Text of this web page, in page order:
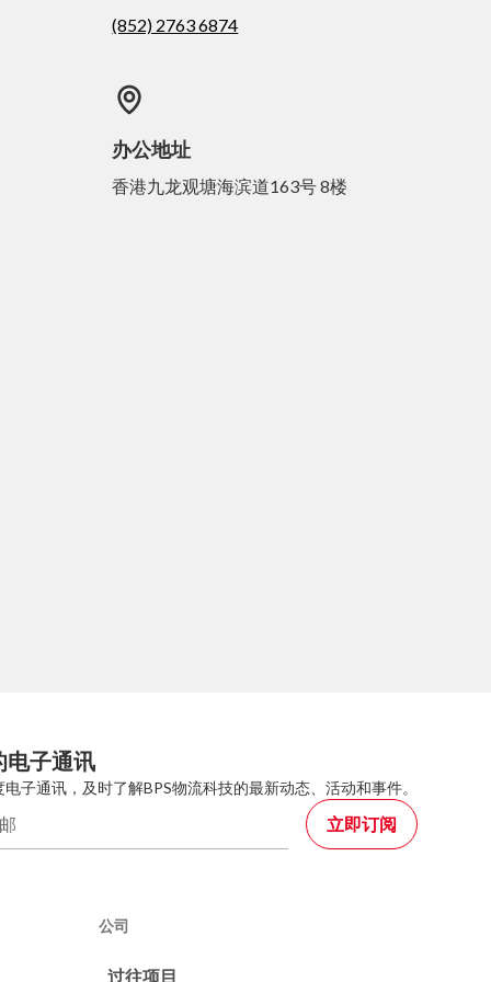
(852) 2763 6874
办公地址
香港九龙观塘海滨道163号 8楼
电子通讯
子通讯，及时了解BPS物流科技的最新动态、活动和事件。
公司
过往项目